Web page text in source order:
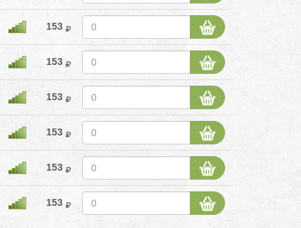
153
153
153
153
153
153